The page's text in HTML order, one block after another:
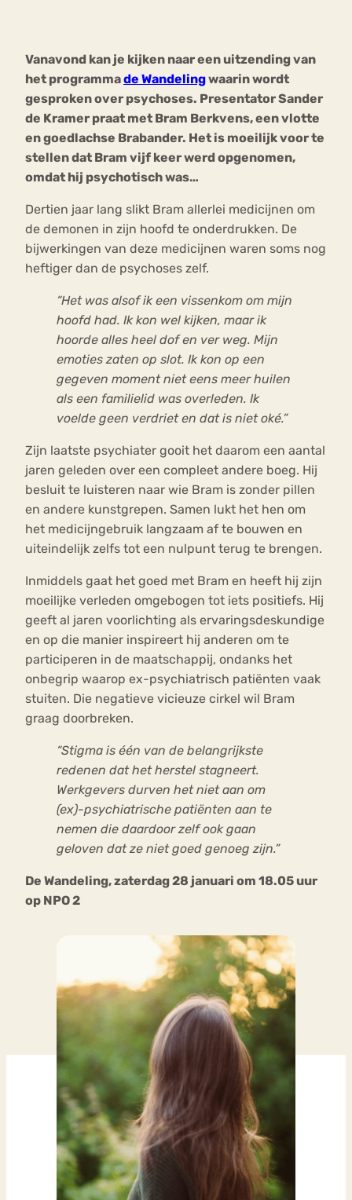
Vanavond kan je kijken naar een uitzending van
het programmade Wandelingwaarin wordt
gesproken over psychoses. Presentator Sander
de Kramer praat met Bram Berkvens, een vlotte
en goedlachse Brabander. Het is moeilijk voor te
stellen dat Bram vijf keer werd opgenomen,
omdat hij psychotisch was…
Dertien jaar lang slikt Bram allerlei medicijnen om
de demonen in zijn hoofd te onderdrukken. De
bijwerkingen van deze medicijnen waren soms nog
heftiger dan de psychoses zelf.
“Het was alsof ik een vissenkom om mijn
hoofd had. Ik kon wel kijken, maar ik
hoorde alles heel dof en ver weg. Mijn
emoties zaten op slot. Ik kon op een
gegeven moment niet eens meer huilen
als een familielid was overleden. Ik
voelde geen verdriet en dat is niet oké.”
Zijn laatste psychiater gooit het daarom een aantal
jaren geleden over een compleet andere boeg. Hij
besluit te luisteren naar wie Bram is zonder pillen
en andere kunstgrepen. Samen lukt het hen om
het medicijngebruik langzaam af te bouwen en
uiteindelijk zelfs tot een nulpunt terug te brengen.
Inmiddels gaat het goed met Bram en heeft hij zijn
moeilijke verleden omgebogen tot iets positiefs. Hij
geeft al jaren voorlichting als ervaringsdeskundige
en op die manier inspireert hij anderen om te
participeren in de maatschappij, ondanks het
onbegrip waarop ex-psychiatrisch patiënten vaak
stuiten. Die negatieve vicieuze cirkel wil Bram
graag doorbreken.
“Stigma is één van de belangrijkste
redenen dat het herstel stagneert.
Werkgevers durven het niet aan om
(ex)-psychiatrische patiënten aan te
nemen die daardoor zelf ook gaan
geloven dat ze niet goed genoeg zijn.”
De Wandeling, zaterdag 28 januari om 18.05 uur
op NPO 2
Chat
Forum
mia
Nerv
osa
Eetstoornis Anorexia Nervosa
Eetbuien Piekeren Sport
Trauma
Orthorexia
Afvallen Angst